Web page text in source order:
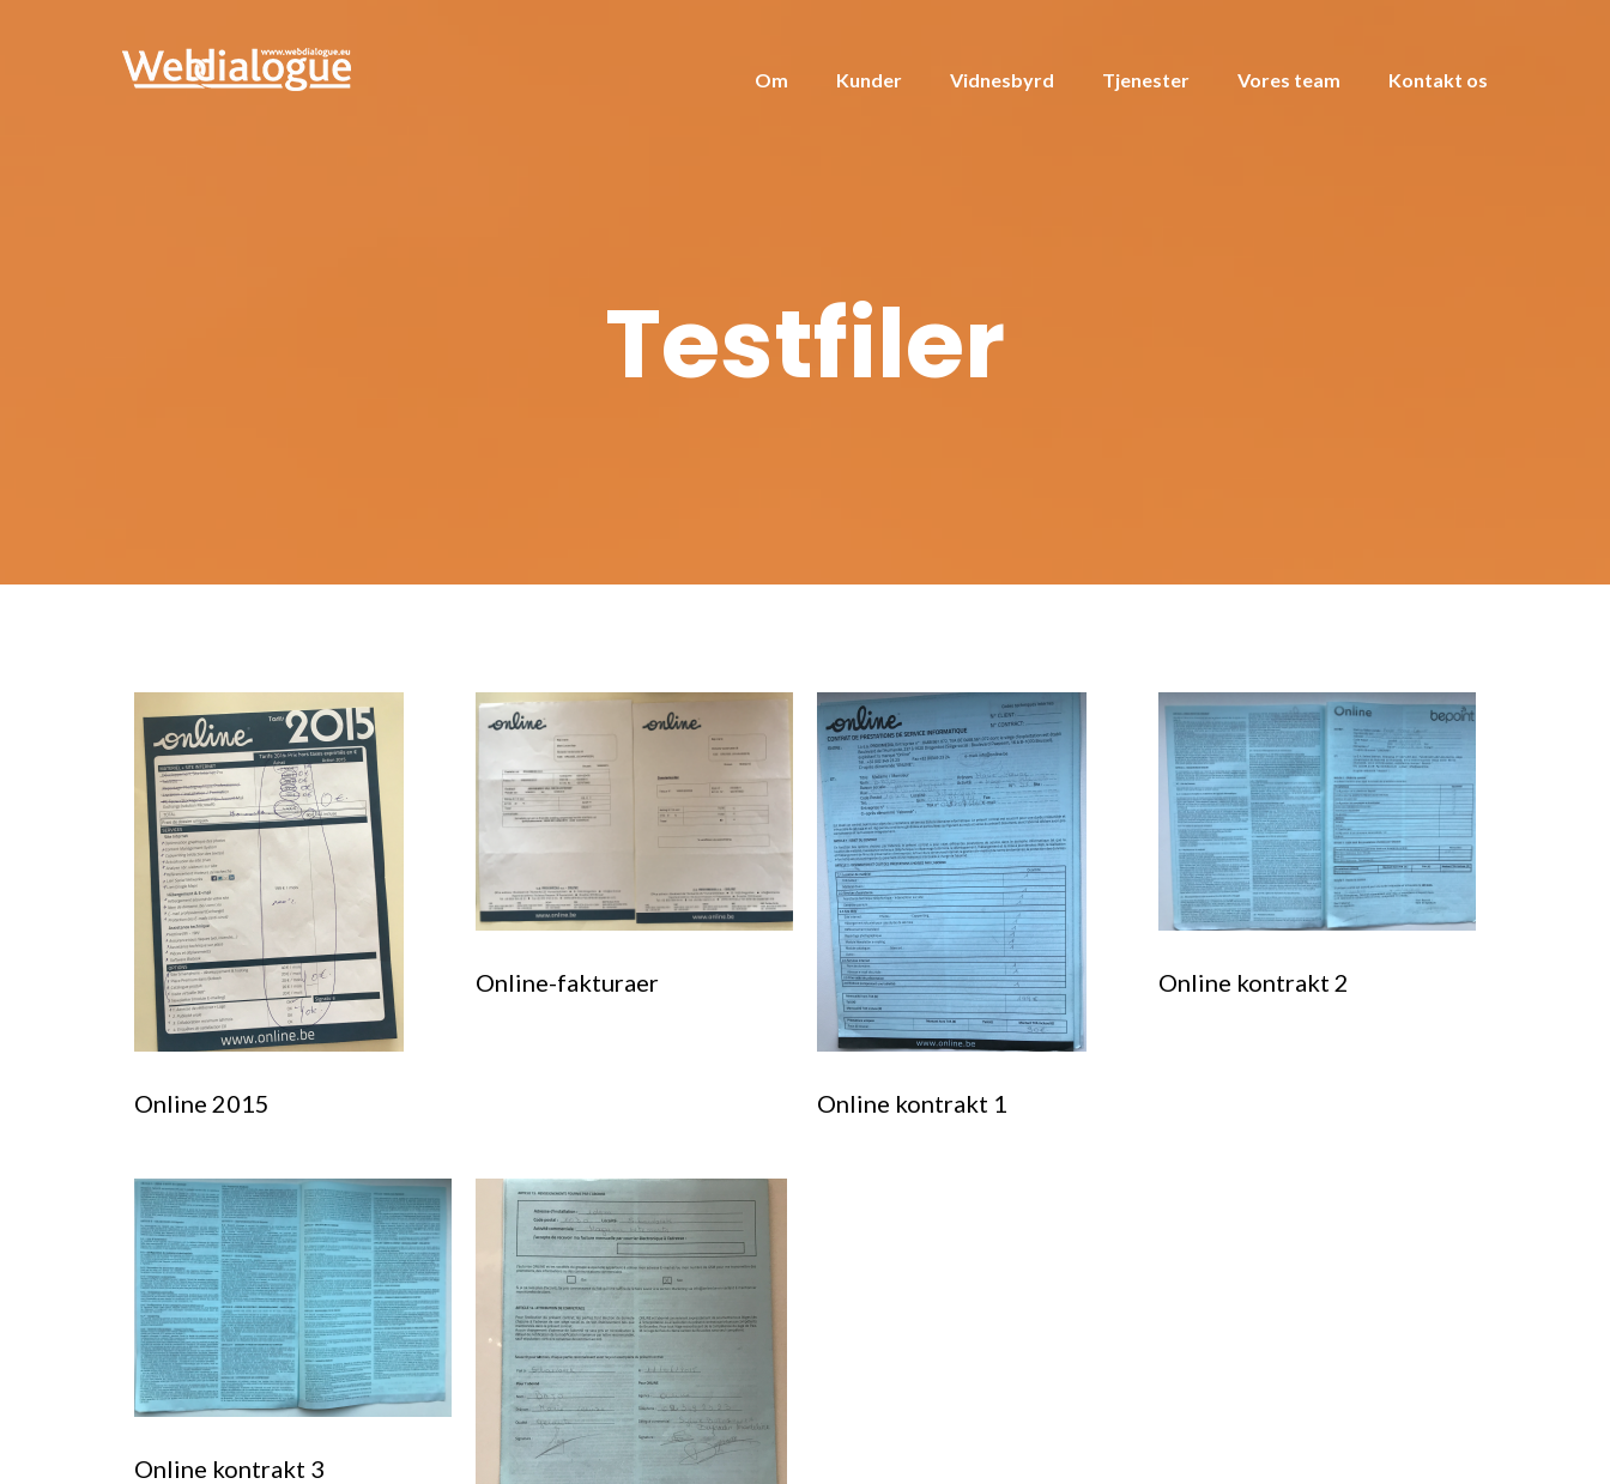
Om Kunder Vidnesbyrd Tjenester Vores team Kontakt os
Testfiler
Online 2015
Online-fakturaer
Online kontrakt 1
Online kontrakt 2
Online kontrakt 3